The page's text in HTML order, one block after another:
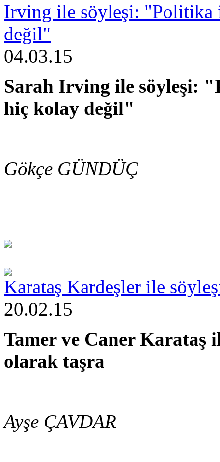
Irving ile söyleşi: "Politika
değil"
04.03.15
Sarah Irving ile söyleşi:
hiç kolay değil"
Gökçe GÜNDÜÇ
Karataş Kardeşler ile
20.02.15
Tamer ve Caner Karataş
olarak taşra
Ayşe ÇAVDAR